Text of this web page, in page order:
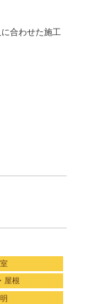
合わせた施工
屋根